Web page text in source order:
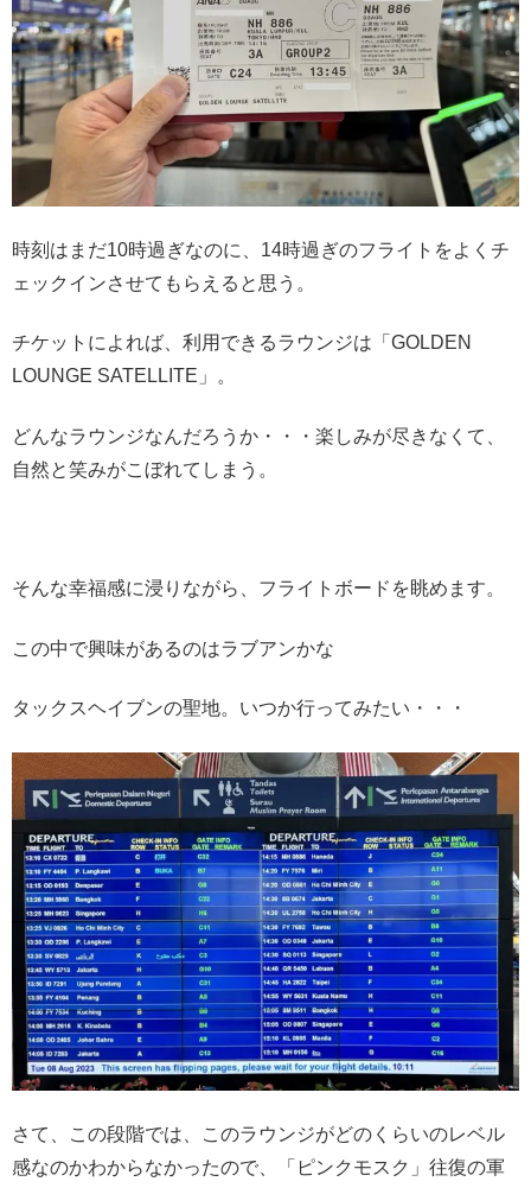
時刻はまだ10時過ぎなのに、14時過ぎのフライトをよくチ
ェックインさせてもらえると思う。
チケットによれば、利用できるラウンジは「GOLDEN
LOUNGE SATELLITE」。
どんなラウンジなんだろうか・・・楽しみが尽きなくて、
自然と笑みがこぼれてしまう。
そんな幸福感に浸りながら、フライトボードを眺めます。
この中で興味があるのはラブアンかな
タックスヘイブンの聖地。いつか行ってみたい・・・
さて、この段階では、このラウンジがどのくらいのレベル
感なのかわからなかったので、「ピンクモスク」往復の軍